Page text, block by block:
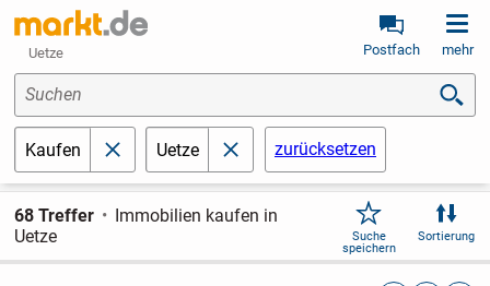
Uetze Postfach mehr
Suchen
Kaufen schließen
Uetze schließenzurücksetzen
68 Treffer
Immobilien kaufen in
Uetze
Suche
speichern
Sortierung